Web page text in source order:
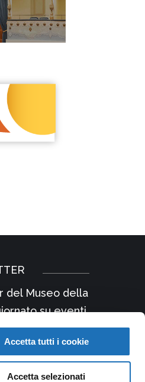
Accetta tutti i cookie
Accetta selezionati
del Museo della
su eventi,
news.